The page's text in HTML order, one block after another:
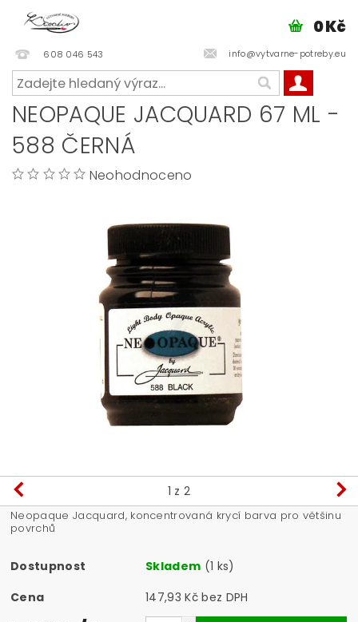
608 046 543 info@vytvarne-potreby.eu
0 Kč
NEOPAQUE JACQUARD 67 ML -
588 ČERNÁ
Neohodnoceno
1 z 2
Neopaque Jacquard, koncentrovaná krycí barva pro většinu
povrchů
Dostupnost Skladem (1 ks)
Cena
147,93 Kč bez DPH